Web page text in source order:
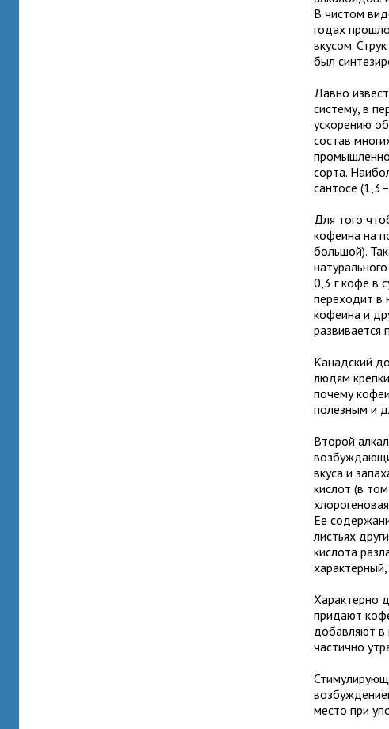
В чистом
годах
вкусом.
был
Давно
систему, в
ускорению
состав
сорта.
сантосе
Для того
кофеина на
большой).
0,3 г кофе в
переходит в
кофеина и
развивается
Канадский
людям
почему
полезным и
Второй
вкуса и
кислот (в
Ее
листьях
кислота
Характерно
придают
добавляют в
частично
место при